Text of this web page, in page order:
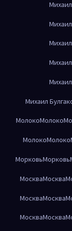
Михаил
МолокоМолоко
МолокоМолоко
МорковьМорковь
МоскваМосква
МоскваМосква
МоскваМосква